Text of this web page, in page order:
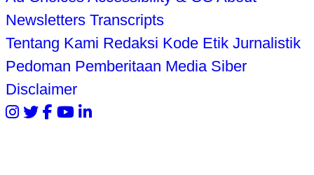
Newsletters Transcripts
Tentang Kami Redaksi Kode Etik Jurnalistik
Pedoman Pemberitaan Media Siber
Disclaimer